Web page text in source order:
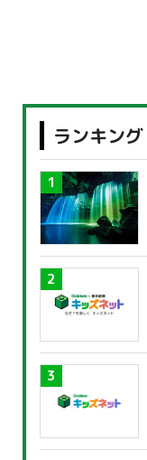
ランキング